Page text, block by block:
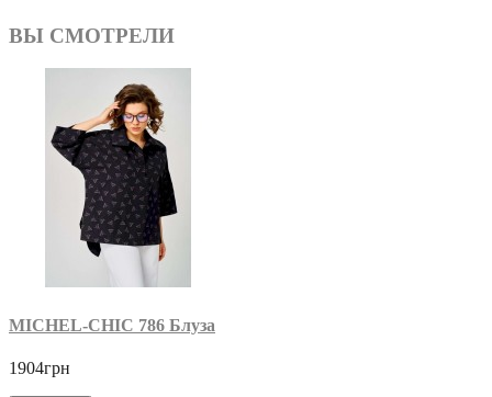
ВЫ СМОТРЕЛИ
MICHEL-CHIC 786 Блуза
1904грн